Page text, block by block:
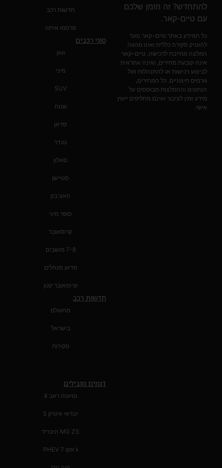
חדשות רכב
פרסמו איתנו
סוגי רכבים
וואן
מיני
SUV
שטח
סדאן
טנדר
סאלון
סטיישן
האצ'בק
סופר מיני
קרוסאובר
7-8 מושבים
סדאן מנהלים
קרוסאובר קטן
חדשות רכב
מהעולם
בישראל
סקירות
דגמים מובילים
טויוטה ראב 4
יונדאי איוניק 5
MG ZS היבריד
ג'אקו 7 PHEV
להתחדש? זה הזמן שלכם
עם טיים-קאר.
כל המידע באתר טיים-קאר נועד
להעניק סקירה כללית ואינו מהווה
המלצה מחייבת לרכישה. טיים-קאר
אינה קובעת מחירים, ואינה אחראית
לביצוע רכישות או להתנהלות מול
גורמים חיצוניים. כל המחירים,
הנתונים וההמלצות מבוססים על
מידע זמין לציבור ואינם מחליפים ייעוץ
אישי.